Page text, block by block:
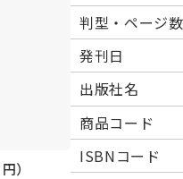
）
判型・ページ
発刊日
出版社名
商品コード
ISBNコード